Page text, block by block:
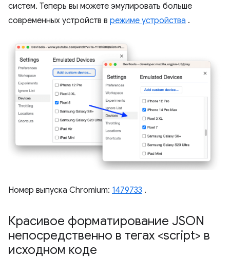
систем. Теперь вы можете эмулировать больше
современных устройств в режиме устройства .
Номер выпуска Chromium: 1479733 .
Красивое форматирование JSON
непосредственно в тегах <script> в
исходном коде